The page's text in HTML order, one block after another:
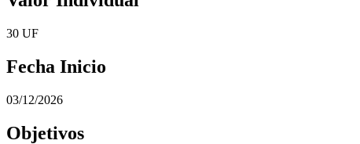
30 UF
Fecha Inicio
03/12/2026
Objetivos